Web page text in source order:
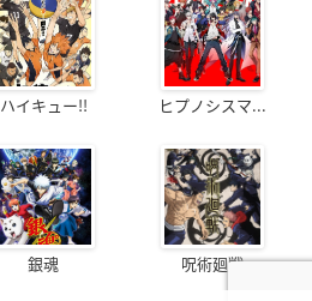
ハイキュー!! ヒプノシスマ...
銀魂 呪術廻戦